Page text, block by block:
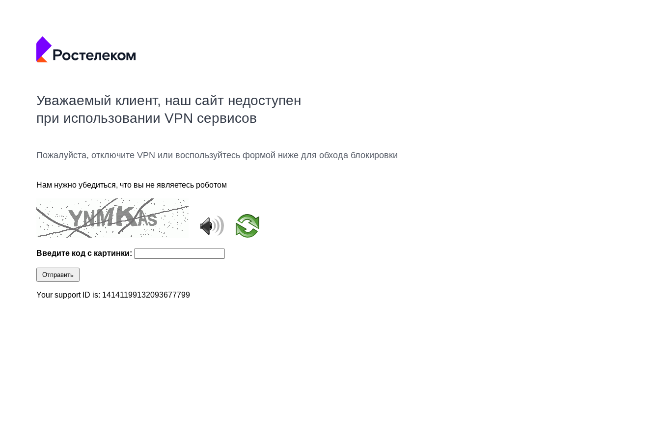
Уважаемый клиент, наш сайт недоступен
при использовании VPN сервисов
Пожалуйста, отключите VPN или воспользуйтесь формой ниже для обхода блокировки
Нам нужно убедиться, что вы не являетесь роботом
Введите код с картинки:
Отправить
Your support ID is: 14141199132093677799